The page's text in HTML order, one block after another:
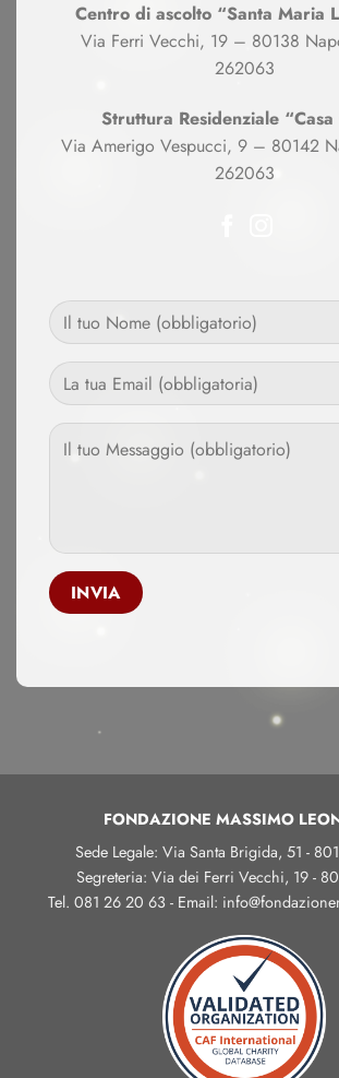
Centro di ascolto “Santa Maria
Via Ferri Vecchi, 19 – 80138
262063
Struttura Residenziale “Casa
Via Amerigo Vespucci, 9 – 80142
262063
INVIA
FONDAZIONE MASSIMO
Sede Legale: Via Santa Brigida, 51 -
Segreteria: Via dei Ferri Vecchi, 19 -
Tel. 081 26 20 63 - Email: